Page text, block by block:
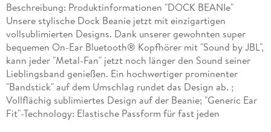
Beschreibung: Produktinformationen "DOCK BEANIe"
Unsere stylische Dock Beanie jetzt mit einzigartigen
vollsublimierten Designs. Dank unserer gewohnten super
bequemen On-Ear Bluetooth® Kopfhörer mit "Sound by JBL",
kann jeder "Metal-Fan" jetzt noch länger den Sound seiner
Lieblingsband genießen. Ein hochwertiger prominenter
"Bandstick" auf dem Umschlag rundet das Design ab. ;
Vollflächig sublimiertes Design auf der Beanie; "Generic Ear
Fit"-Technology: Elastische Passform für fast jeden